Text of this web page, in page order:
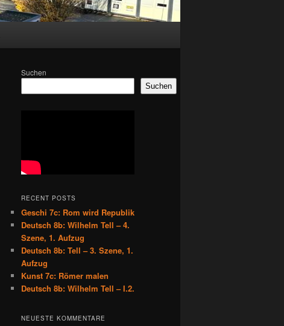
Suchen
Suchen
RECENT POSTS
Geschi 7c: Rom wird Republik
Deutsch 8b: Wilhelm Tell – 4.
Szene, 1. Aufzug
Deutsch 8b: Tell – 3. Szene, 1.
Aufzug
Kunst 7c: Römer malen
Deutsch 8b: Wilhelm Tell – I.2.
NEUESTE KOMMENTARE